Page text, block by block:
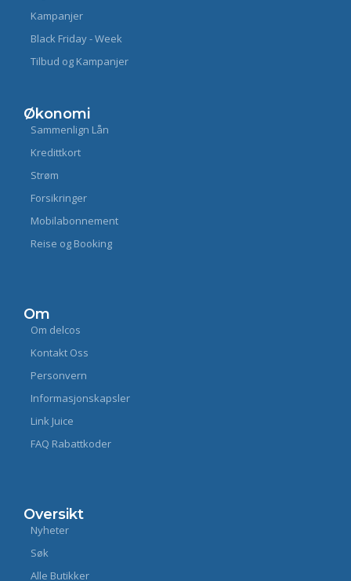
Kampanjer
Black Friday - Week
Tilbud og Kampanjer
Økonomi
Sammenlign Lån
Kredittkort
Strøm
Forsikringer
Mobilabonnement
Reise og Booking
Om
Om delcos
Kontakt Oss
Personvern
Informasjonskapsler
Link Juice
FAQ Rabattkoder
Oversikt
Nyheter
Søk
Alle Butikker